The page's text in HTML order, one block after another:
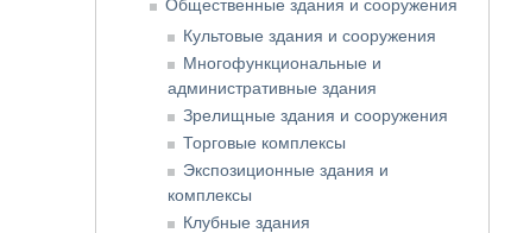
Общественные здания и сооружения
Культовые здания и сооружения
Многофункциональные и
административные здания
Зрелищные здания и сооружения
Торговые комплексы
Экспозиционные здания и
комплексы
Клубные здания